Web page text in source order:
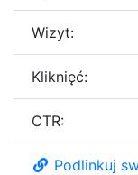
Wizyt:
Kliknięć:
CTR:
Podlinkuj